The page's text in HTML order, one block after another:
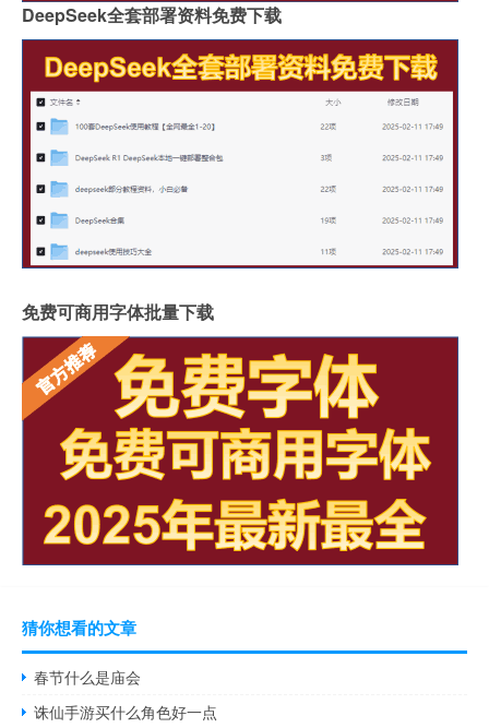
DeepSeek全套部署资料免费下载
免费可商用字体批量下载
猜你想看的文章
春节什么是庙会
诛仙手游买什么角色好一点